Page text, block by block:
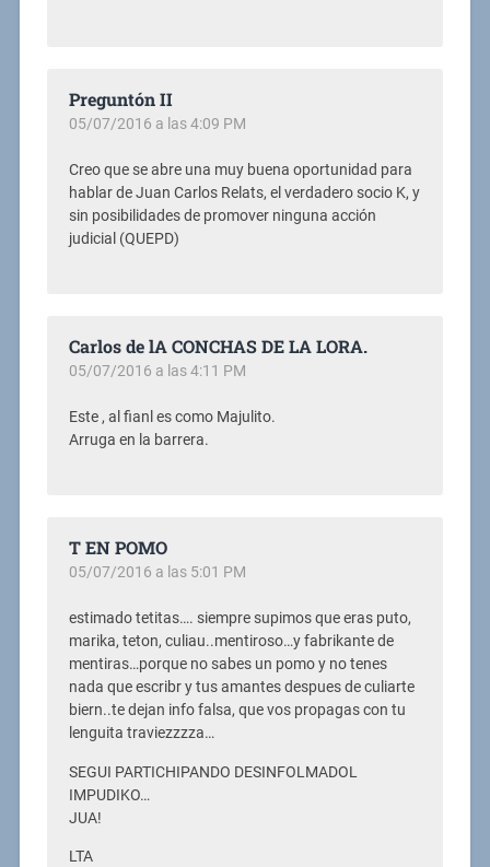
Preguntón II
05/07/2016 a las 4:09 PM
Creo que se abre una muy buena oportunidad para
hablar de Juan Carlos Relats, el verdadero socio K, y
sin posibilidades de promover ninguna acción
judicial (QUEPD)
Carlos de lA CONCHAS DE LA LORA.
05/07/2016 a las 4:11 PM
Este , al fianl es como Majulito.
Arruga en la barrera.
T EN POMO
05/07/2016 a las 5:01 PM
estimado tetitas…. siempre supimos que eras puto,
marika, teton, culiau..mentiroso…y fabrikante de
mentiras…porque no sabes un pomo y no tenes
nada que escribr y tus amantes despues de culiarte
biern..te dejan info falsa, que vos propagas con tu
lenguita traviezzzza…
SEGUI PARTICHIPANDO DESINFOLMADOL
IMPUDIKO…
JUA!
LTA